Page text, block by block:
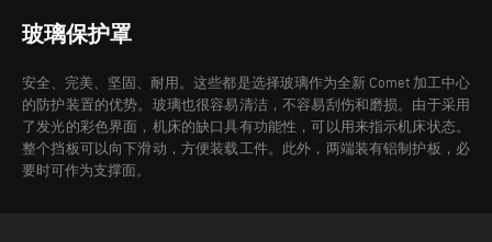
玻璃保护罩
安全、完美、坚固、耐用。这些都是选择玻璃作为全新 Comet 加工中心
的防护装置的优势。玻璃也很容易清洁，不容易刮伤和磨损。由于采用
了发光的彩色界面，机床的缺口具有功能性，可以用来指示机床状态。
整个挡板可以向下滑动，方便装载工件。此外，两端装有铝制护板，必
要时可作为支撑面。